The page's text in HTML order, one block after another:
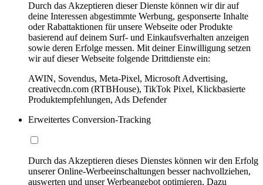
Durch das Akzeptieren dieser Dienste können wir dir auf
deine Interessen abgestimmte Werbung, gesponserte Inhalte
oder Rabattaktionen für unsere Webseite oder Produkte
basierend auf deinem Surf- und Einkaufsverhalten anzeigen
sowie deren Erfolge messen. Mit deiner Einwilligung setzen
wir auf dieser Webseite folgende Drittdienste ein:
AWIN, Sovendus, Meta-Pixel, Microsoft Advertising,
creativecdn.com (RTBHouse), TikTok Pixel, Klickbasierte
Produktempfehlungen, Ads Defender
Erweitertes Conversion-Tracking
Durch das Akzeptieren dieses Dienstes können wir den Erfolg
unserer Online-Werbeeinschaltungen besser nachvollziehen,
auswerten und unser Werbeangebot optimieren. Dazu